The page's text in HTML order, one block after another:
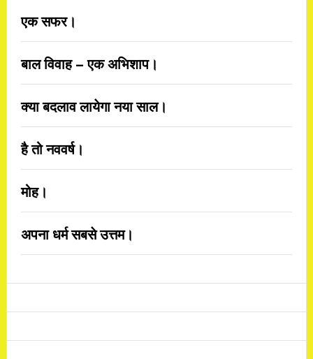
एक सफर।
बाल विवाह – एक अभिशाप।
क्या बदलाव लायेगा नया साल।
है तो नववर्ष।
मोह।
अपना धर्म सबसे उत्तम।